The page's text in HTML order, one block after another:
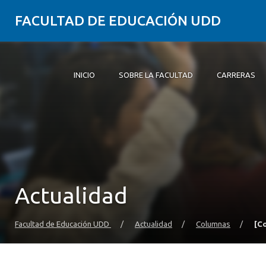
FACULTAD DE EDUCACIÓN UDD
INICIO SOBRE LA FACULTAD CARRERAS
Postgrado y Educación Continua
Actualidad
Facultad de Educación UDD / Actualidad / Columnas /